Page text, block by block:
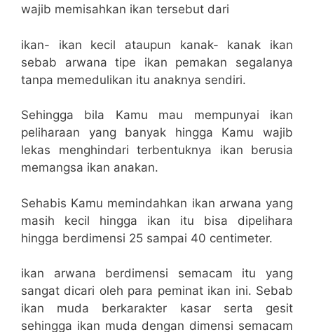
wajib memisahkan ikan tersebut dari
ikan- ikan kecil ataupun kanak- kanak ikan
sebab arwana tipe ikan pemakan segalanya
tanpa memedulikan itu anaknya sendiri.
Sehingga bila Kamu mau mempunyai ikan
peliharaan yang banyak hingga Kamu wajib
lekas menghindari terbentuknya ikan berusia
memangsa ikan anakan.
Sehabis Kamu memindahkan ikan arwana yang
masih kecil hingga ikan itu bisa dipelihara
hingga berdimensi 25 sampai 40 centimeter.
ikan arwana berdimensi semacam itu yang
sangat dicari oleh para peminat ikan ini. Sebab
ikan muda berkarakter kasar serta gesit
sehingga ikan muda dengan dimensi semacam